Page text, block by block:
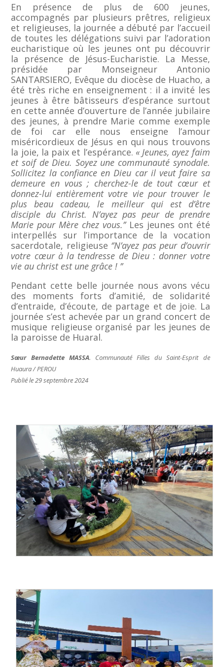
En présence de plus de 600 jeunes,
accompagnés par plusieurs prêtres, religieux
et religieuses, la journée a débuté par l’accueil
de toutes les délégations suivi par l’adoration
eucharistique où les jeunes ont pu découvrir
la présence de Jésus-Eucharistie. La Messe,
présidée par Monseigneur Antonio
SANTARSIERO, Evêque du diocèse de Huacho, a
été très riche en enseignement : il a invité les
jeunes à être bâtisseurs d’espérance surtout
en cette année d’ouverture de l’année jubilaire
des jeunes, à prendre Marie comme exemple
de foi car elle nous enseigne l’amour
miséricordieux de Jésus en qui nous trouvons
la joie, la paix et l’espérance. « Jeunes, ayez faim
et soif de Dieu. Soyez une communauté synodale.
Sollicitez la confiance en Dieu car il veut faire sa
demeure en vous ; cherchez-le de tout cœur et
donnez-lui entièrement votre vie pour trouver le
plus beau cadeau, le meilleur qui est d’être
disciple du Christ. N’ayez pas peur de prendre
Marie pour Mère chez vous.’’Les jeunes ont été
interpellés sur l’importance de la vocation
sacerdotale, religieuse ‘’N’ayez pas peur d’ouvrir
votre cœur à la tendresse de Dieu : donner votre
vie au christ est une grâce ! ’’
Pendant cette belle journée nous avons vécu
des moments forts d’amitié, de solidarité
d’entraide, d’écoute, de partage et de joie. La
journée s’est achevée par un grand concert de
musique religieuse organisé par les jeunes de
la paroisse de Huaral.
Sœur Bernadette MASSA. Communauté Filles du Saint-Esprit de
Huaura / PEROU
Publié le 29 septembre 2024